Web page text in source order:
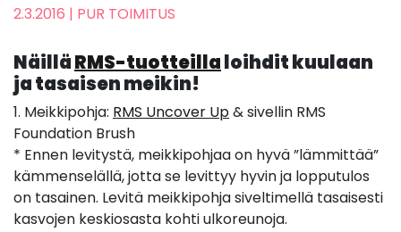
2.3.2016 | PUR TOIMITUS
NäilläRMS-tuotteillaloihdit kuulaan
ja tasaisen meikin!
1. Meikkipohja: RMS Uncover Up& sivellin RMS
Foundation Brush
* Ennen levitystä, meikkipohjaa on hyvä ”lämmittää”
kämmenselällä, jotta se levittyy hyvin ja lopputulos
on tasainen. Levitä meikkipohja siveltimellä tasaisesti
kasvojen keskiosasta kohti ulkoreunoja.